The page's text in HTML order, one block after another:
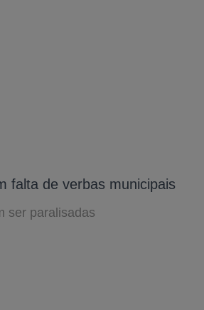
falta de verbas municipais
ser paralisadas